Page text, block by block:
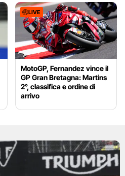
LIVE
MotoGP, Fernandez vince il
GP Gran Bretagna: Martins
2°, classifica e ordine di
arrivo